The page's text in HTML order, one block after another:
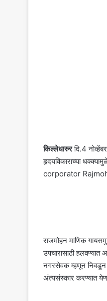
किल्लेधारुरदि.4
हृदयविकाराच्या
corporator
राजमोहन माणिक
उपचारासाठी
नगरसेवक म्हणून निवडून
अंत्यसंस्कार करण्यात